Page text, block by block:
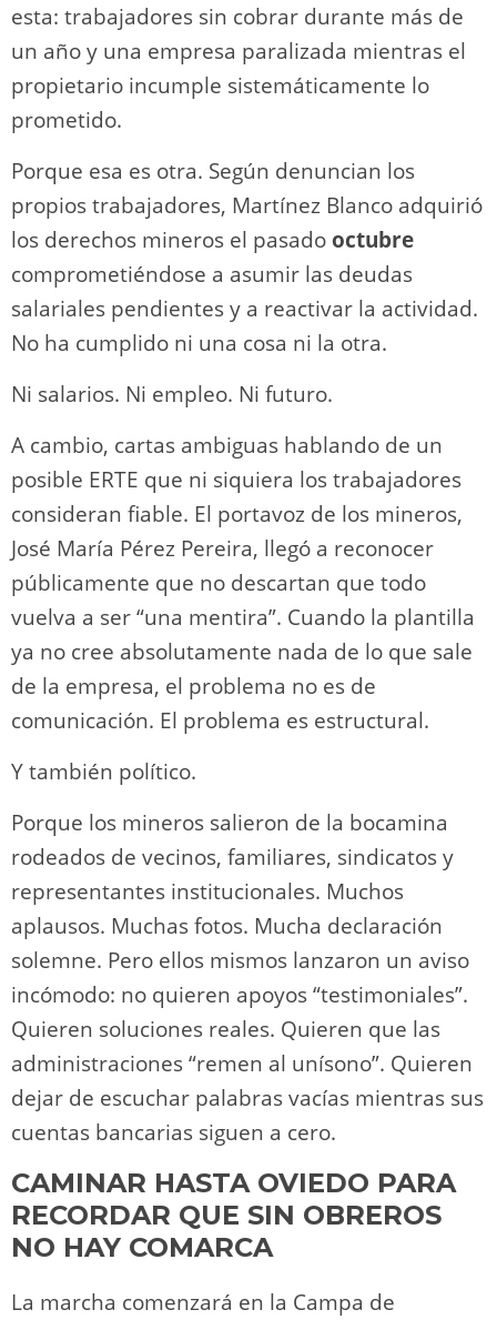
esta: trabajadores sin cobrar durante más de
un año y una empresa paralizada mientras el
propietario incumple sistemáticamente lo
prometido.
Porque esa es otra. Según denuncian los
propios trabajadores, Martínez Blanco adquirió
los derechos mineros el pasado octubre
comprometiéndose a asumir las deudas
salariales pendientes y a reactivar la actividad.
No ha cumplido ni una cosa ni la otra.
Ni salarios. Ni empleo. Ni futuro.
A cambio, cartas ambiguas hablando de un
posible ERTE que ni siquiera los trabajadores
consideran fiable. El portavoz de los mineros,
José María Pérez Pereira, llegó a reconocer
públicamente que no descartan que todo
vuelva a ser “una mentira”. Cuando la plantilla
ya no cree absolutamente nada de lo que sale
de la empresa, el problema no es de
comunicación. El problema es estructural.
Y también político.
Porque los mineros salieron de la bocamina
rodeados de vecinos, familiares, sindicatos y
representantes institucionales. Muchos
aplausos. Muchas fotos. Mucha declaración
solemne. Pero ellos mismos lanzaron un aviso
incómodo: no quieren apoyos “testimoniales”.
Quieren soluciones reales. Quieren que las
administraciones “remen al unísono”. Quieren
dejar de escuchar palabras vacías mientras sus
cuentas bancarias siguen a cero.
CAMINAR HASTA OVIEDO PARA
RECORDAR QUE SIN OBREROS
NO HAY COMARCA
La marcha comenzará en la Campa de